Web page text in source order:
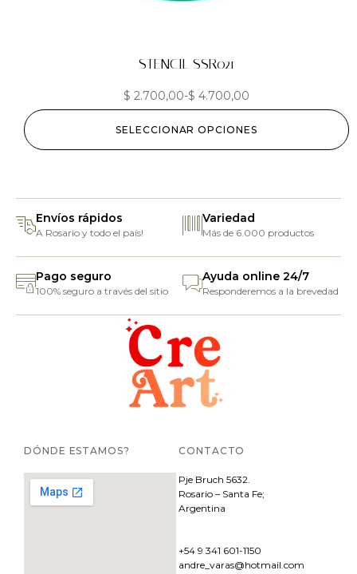
STENCIL SSR021
$ 2.700,00-$ 4.700,00
SELECCIONAR OPCIONES
Envíos rápidos
A Rosario y todo el país!
Variedad
Más de 6.000 productos
Pago seguro
100% seguro a través del sitio
Ayuda online 24/7
Responderemos a la brevedad
DÓNDE ESTAMOS? CONTACTO
Pje Bruch 5632.
Rosario – Santa Fe;
Argentina
+54 9 341 601-1150
andre_varas@hotmail.com